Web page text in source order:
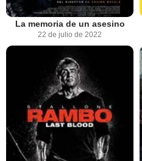
La memoria de un asesino
22 de julio de 2022